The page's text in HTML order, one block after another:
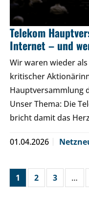
Telekom
Internet – und
Wir waren wieder
kritischer
Hauptversammlung
Unser Thema: Die
bricht damit das
01.04.2026
1 2 3 …